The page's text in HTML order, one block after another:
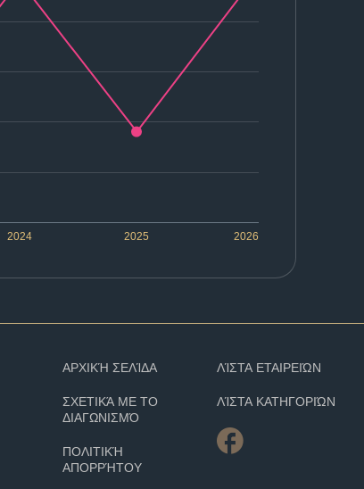
2024 2025 2026
ΑΡΧΙΚΉ ΣΕΛΊΔΑ
ΣΧΕΤΙΚΆ ΜΕ ΤΟ
ΔΙΑΓΩΝΙΣΜΌ
ΠΟΛΙΤΙΚΉ
ΑΠΟΡΡΉΤΟΥ
ΛΊΣΤΑ ΕΤΑΙΡΕΙΏΝ
ΛΊΣΤΑ ΚΑΤΗΓΟΡΙΏΝ